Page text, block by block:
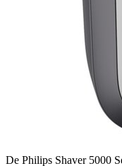
De Philips Shaver 5000